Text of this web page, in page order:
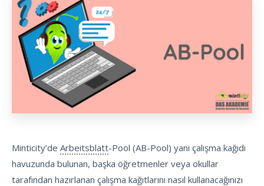
Minticity’de Arbeitsblatt-Pool (AB-Pool) yani çalışma kağıdı
havuzunda bulunan, başka öğretmenler veya okullar
tarafından hazırlanan çalışma kağıtlarını nasıl kullanacağınızı